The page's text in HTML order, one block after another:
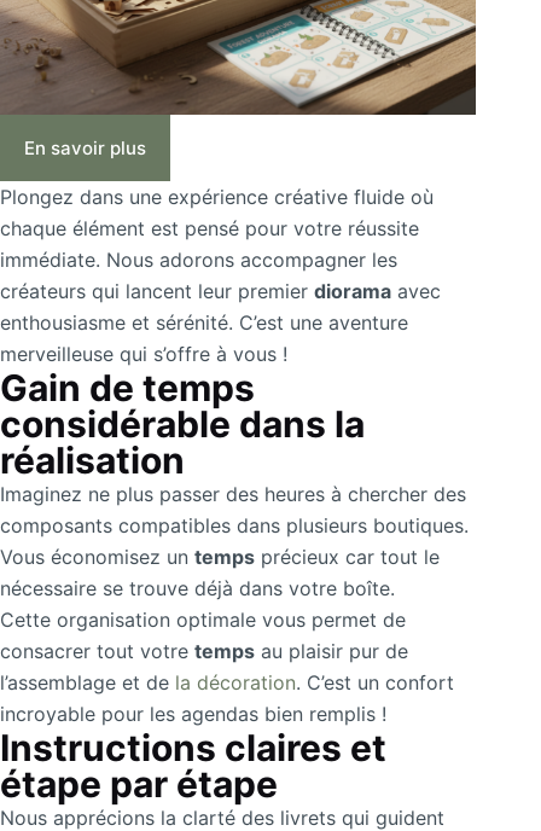
En savoir plus
Plongez dans une expérience créative fluide où
chaque élément est pensé pour votre réussite
immédiate. Nous adorons accompagner les
créateurs qui lancent leur premier diorama avec
enthousiasme et sérénité. C’est une aventure
merveilleuse qui s’offre à vous !
Gain de temps
considérable dans la
réalisation
Imaginez ne plus passer des heures à chercher des
composants compatibles dans plusieurs boutiques.
Vous économisez un temps précieux car tout le
nécessaire se trouve déjà dans votre boîte.
Cette organisation optimale vous permet de
consacrer tout votre temps au plaisir pur de
l’assemblage et de la décoration. C’est un confort
incroyable pour les agendas bien remplis !
Instructions claires et
étape par étape
Nous apprécions la clarté des livrets qui guident